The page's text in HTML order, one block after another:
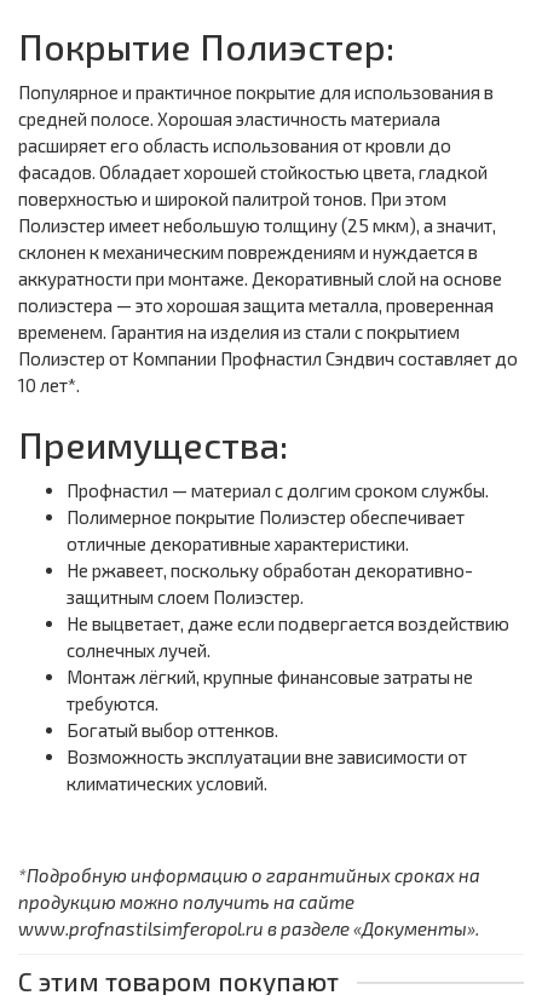
Покрытие Полиэстер:
Популярное и практичное покрытие для использования в
средней полосе. Хорошая эластичность материала
расширяет его область использования от кровли до
фасадов. Обладает хорошей стойкостью цвета, гладкой
поверхностью и широкой палитрой тонов. При этом
Полиэстер имеет небольшую толщину (25 мкм), а значит,
склонен к механическим повреждениям и нуждается в
аккуратности при монтаже. Декоративный слой на основе
полиэстера — это хорошая защита металла, проверенная
временем. Гарантия на изделия из стали с покрытием
Полиэстер от Компании Профнастил Сэндвич составляет до
10 лет*.
Преимущества:
Профнастил — материал с долгим сроком службы.
Полимерное покрытие Полиэстер обеспечивает
отличные декоративные характеристики.
Не ржавеет, поскольку обработан декоративно-
защитным слоем Полиэстер.
Не выцветает, даже если подвергается воздействию
солнечных лучей.
Монтаж лёгкий, крупные финансовые затраты не
требуются.
Богатый выбор оттенков.
Возможность эксплуатации вне зависимости от
климатических условий.
*Подробную информацию о гарантийных сроках на
продукцию можно получить на сайте
www.profnastilsimferopol.ru в разделе «Документы».
С этим товаром покупают